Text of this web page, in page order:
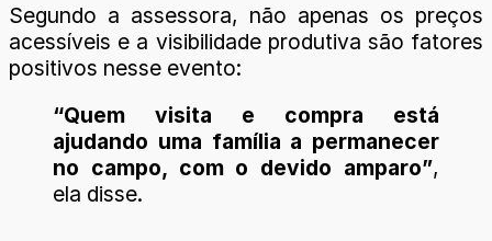
Segundo a assessora, não apenas os preços
acessíveis e a visibilidade produtiva são fatores
positivos nesse evento:
“Quem visita e compra está
ajudando uma família a permanecer
no campo, com o devido amparo”,
ela disse.